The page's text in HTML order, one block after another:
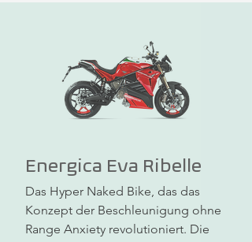
Energica Eva Ribelle
Das Hyper Naked Bike, das das
Konzept der Beschleunigung ohne
Range Anxiety revolutioniert. Die